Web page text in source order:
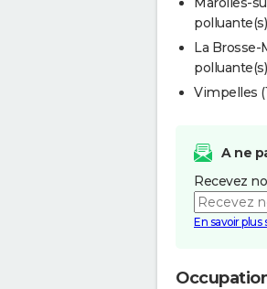
La Brosse-
Vimpelles
A ne
Recevez
En savoir